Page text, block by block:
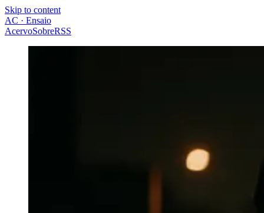
Skip to content
AC · Ensaio
AcervoSobreRSS